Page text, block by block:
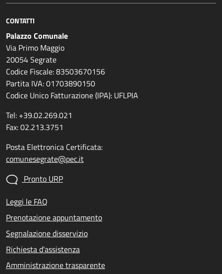
CONTATTI
Palazzo Comunale
Via Primo Maggio
20054 Segrate
Codice Fiscale: 83503670156
Partita IVA: 01703890150
Codice Unico Fatturazione (IPA): UFLPIA
Tel: +39.02.269.021
Fax: 02.213.3751
Posta Elettronica Certificata:
comunesegrate@pec.it
Pronto URP
Leggi le FAQ
Prenotazione appuntamento
Segnalazione disservizio
Richiesta d'assistenza
Amministrazione trasparente